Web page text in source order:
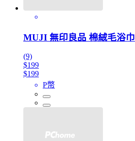
MUJI 無印良品 棉絨毛浴巾
(9)
$199
$199
P幣